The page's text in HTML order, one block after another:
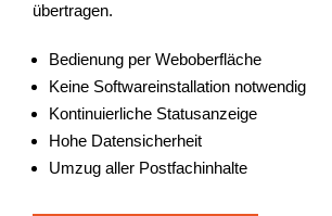
übertragen.
Bedienung per Weboberfläche
Keine Softwareinstallation notwendig
Kontinuierliche Statusanzeige
Hohe Datensicherheit
Umzug aller Postfachinhalte